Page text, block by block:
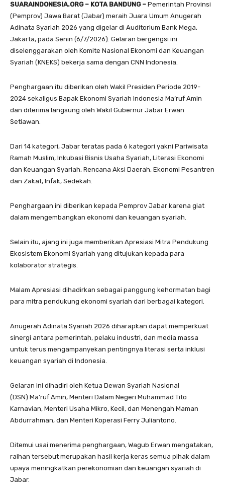
SUARAINDONESIA.ORG – KOTA BANDUNG – Pemerintah Provinsi
(Pemprov) Jawa Barat (Jabar) meraih Juara Umum Anugerah
Adinata Syariah 2026 yang digelar di Auditorium Bank Mega,
Jakarta, pada Senin (6/7/2026). Gelaran bergengsi ini
diselenggarakan oleh Komite Nasional Ekonomi dan Keuangan
Syariah (KNEKS) bekerja sama dengan CNN Indonesia.
Penghargaan itu diberikan oleh Wakil Presiden Periode 2019-
2024 sekaligus Bapak Ekonomi Syariah Indonesia Ma’ruf Amin
dan diterima langsung oleh Wakil Gubernur Jabar Erwan
Setiawan.
Dari 14 kategori, Jabar teratas pada 6 kategori yakni Pariwisata
Ramah Muslim, Inkubasi Bisnis Usaha Syariah, Literasi Ekonomi
dan Keuangan Syariah, Rencana Aksi Daerah, Ekonomi Pesantren
dan Zakat, Infak, Sedekah.
Penghargaan ini diberikan kepada Pemprov Jabar karena giat
dalam mengembangkan ekonomi dan keuangan syariah.
Selain itu, ajang ini juga memberikan Apresiasi Mitra Pendukung
Ekosistem Ekonomi Syariah yang ditujukan kepada para
kolaborator strategis.
Malam Apresiasi dihadirkan sebagai panggung kehormatan bagi
para mitra pendukung ekonomi syariah dari berbagai kategori.
Anugerah Adinata Syariah 2026 diharapkan dapat memperkuat
sinergi antara pemerintah, pelaku industri, dan media massa
untuk terus mengampanyekan pentingnya literasi serta inklusi
keuangan syariah di Indonesia.
Gelaran ini dihadiri oleh Ketua Dewan Syariah Nasional
(DSN) Ma’ruf Amin, Menteri Dalam Negeri Muhammad Tito
Karnavian, Menteri Usaha Mikro, Kecil, dan Menengah Maman
Abdurrahman, dan Menteri Koperasi Ferry Juliantono.
Ditemui usai menerima penghargaan, Wagub Erwan mengatakan,
raihan tersebut merupakan hasil kerja keras semua pihak dalam
upaya meningkatkan perekonomian dan keuangan syariah di
Jabar.